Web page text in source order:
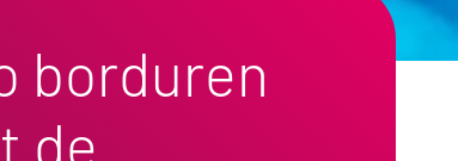
borduren
de